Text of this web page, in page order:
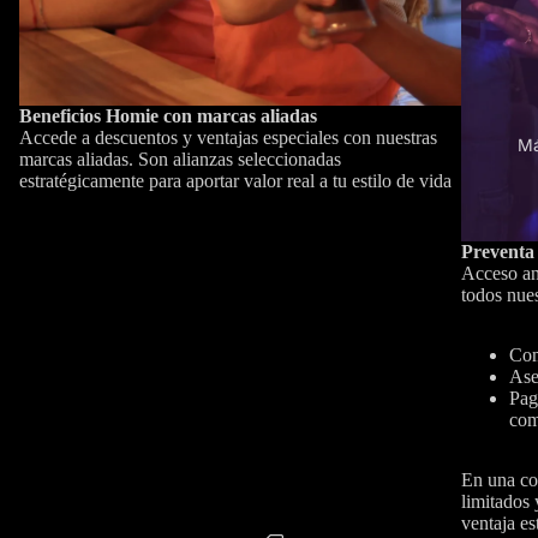
Beneficios Homie con marcas aliadas
Accede a descuentos y ventajas especiales con nuestras
marcas aliadas. Son alianzas seleccionadas
estratégicamente para aportar valor real a tu estilo de vida
Preventa
Acceso
todos
En una
limitados
ventaja